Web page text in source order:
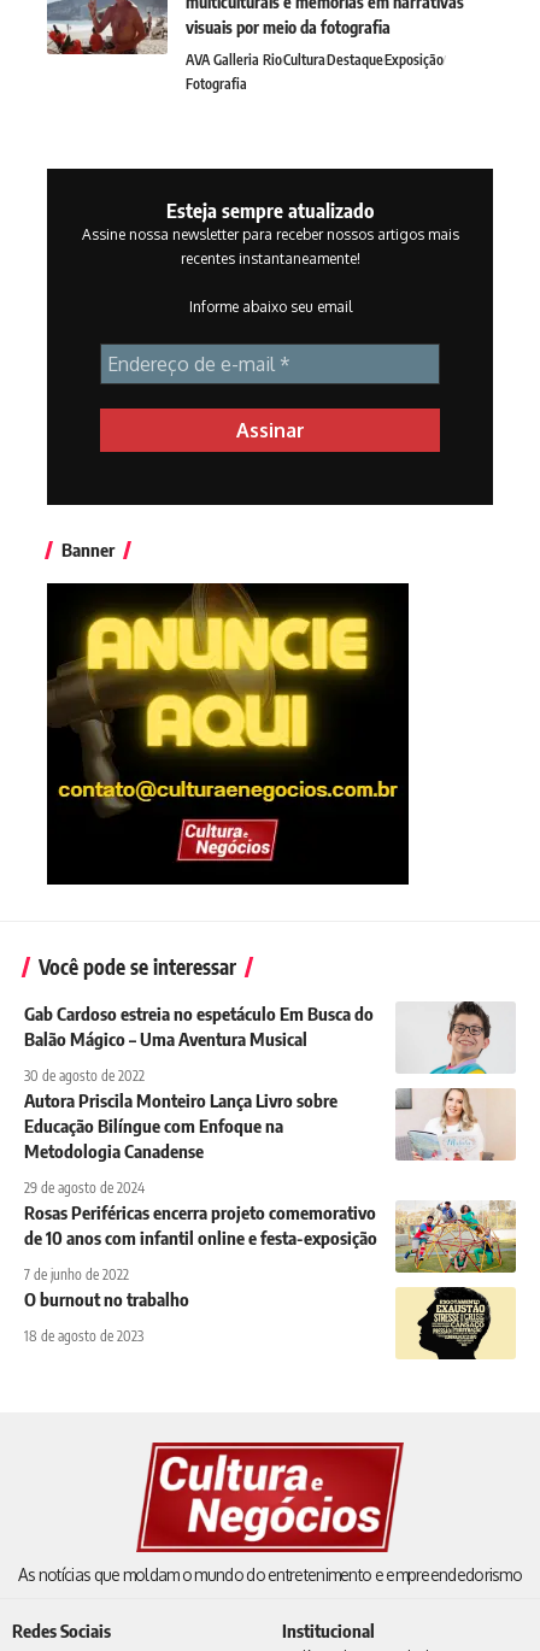
visuais por meio da fotografia
AVA Galleria RioCulturaDestaqueExposição
Fotografia
Esteja sempre atualizado
Assine nossa newsletter para receber nossos artigos mais
recentes instantaneamente!
Informe abaixo seu email
Banner
Você pode se interessar
Gab Cardoso estreia no espetáculo Em Busca do
Balão Mágico – Uma Aventura Musical
30 de agosto de 2022
Autora Priscila Monteiro Lança Livro sobre
Educação Bilíngue com Enfoque na
Metodologia Canadense
29 de agosto de 2024
Rosas Periféricas encerra projeto comemorativo
de 10 anos com infantil online e festa-exposição
7 de junho de 2022
O burnout no trabalho
18 de agosto de 2023
As notícias que moldam o mundo do entretenimento e empreendedorismo
Redes Sociais Institucional